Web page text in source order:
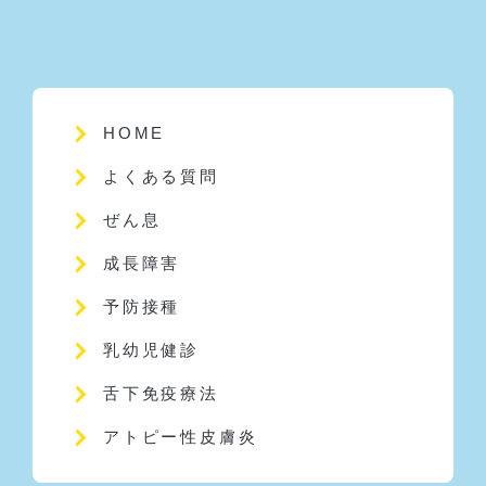
HOME
よくある質問
ぜん息
成長障害
予防接種
乳幼児健診
舌下免疫療法
アトピー性皮膚炎